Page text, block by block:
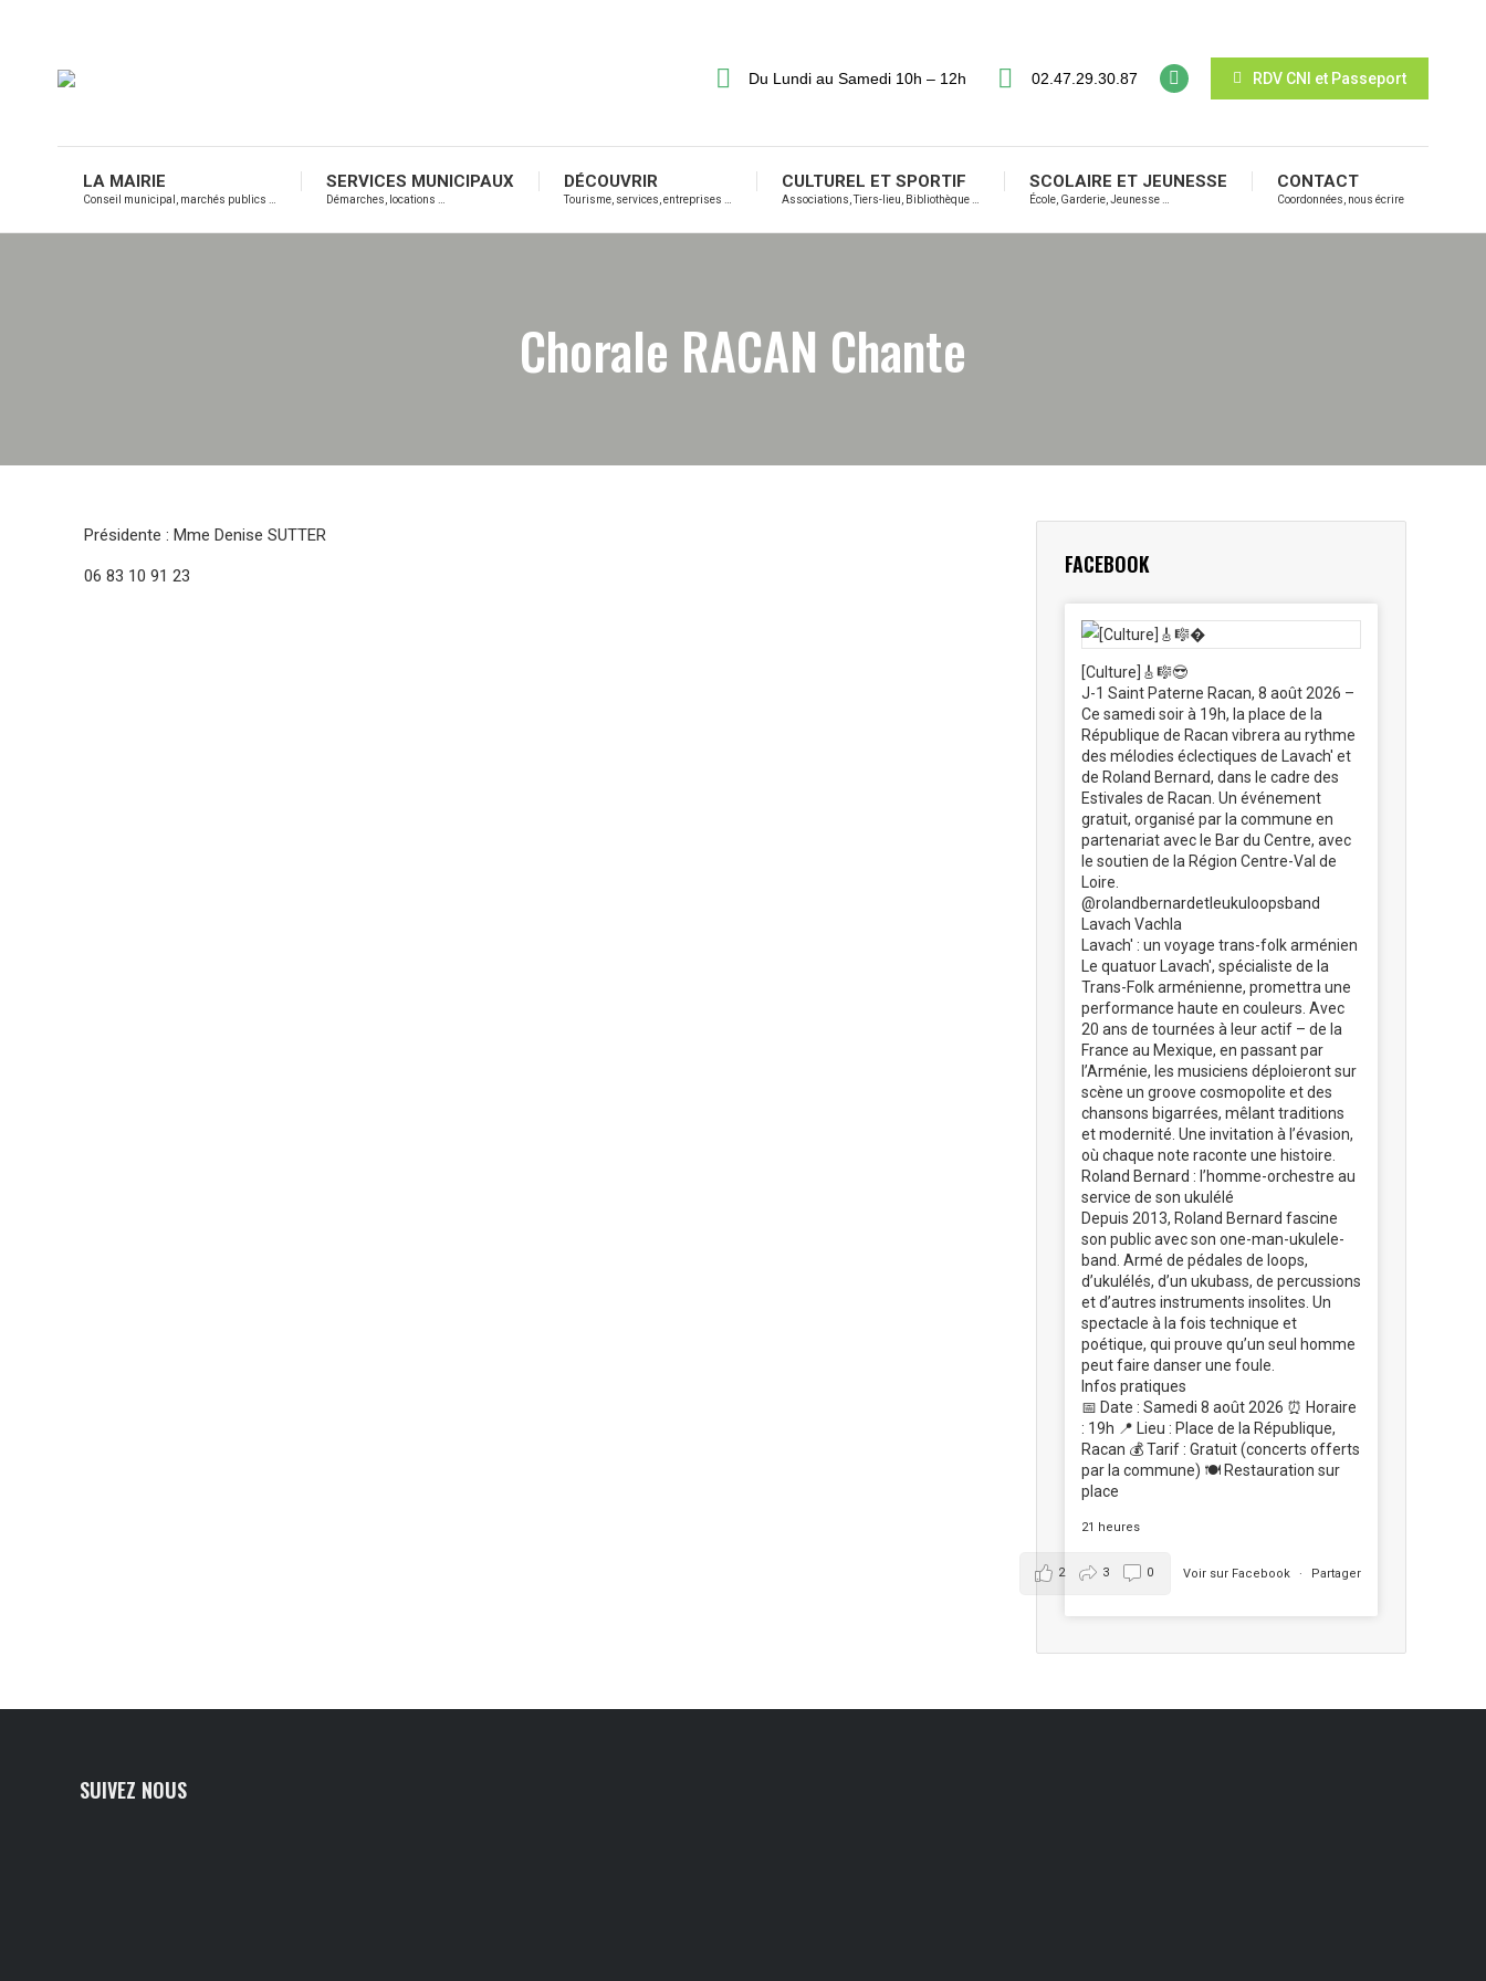
Du Lundi au Samedi 10h – 12h 02.47.29.30.87 RDV CNI et Passeport
LA MAIRIE
Conseil municipal, marchés publics …
SERVICES MUNICIPAUX
Démarches, locations …
DÉCOUVRIR
Tourisme, services, entreprises …
CULTUREL ET SPORTIF
Associations, Tiers-lieu, Bibliothèque …
SCOLAIRE ET JEUNESSE
École, Garderie, Jeunesse …
CONTACT
Coordonnées, nous écrire
Chorale RACAN Chante
Présidente : Mme Denise SUTTER
06 83 10 91 23 FACEBOOK
[Culture]🎸🎼😎
J-1 Saint Paterne Racan, 8 août 2026 –
Ce samedi soir à 19h, la place de la
République de Racan vibrera au rythme
des mélodies éclectiques de Lavach' et
de Roland Bernard, dans le cadre des
Estivales de Racan. Un événement
gratuit, organisé par la commune en
partenariat avec le Bar du Centre, avec
le soutien de la Région Centre-Val de
Loire.
@rolandbernardetleukuloopsband
Lavach Vachla
Lavach' : un voyage trans-folk arménien
Le quatuor Lavach', spécialiste de la
Trans-Folk arménienne, promettra une
performance haute en couleurs. Avec
20 ans de tournées à leur actif – de la
France au Mexique, en passant par
l’Arménie, les musiciens déploieront sur
scène un groove cosmopolite et des
chansons bigarrées, mêlant traditions
et modernité. Une invitation à l’évasion,
où chaque note raconte une histoire.
Roland Bernard : l’homme-orchestre au
service de son ukulélé
Depuis 2013, Roland Bernard fascine
son public avec son one-man-ukulele-
band. Armé de pédales de loops,
d’ukulélés, d’un ukubass, de percussions
et d’autres instruments insolites. Un
spectacle à la fois technique et
poétique, qui prouve qu’un seul homme
peut faire danser une foule.
Infos pratiques
📅 Date : Samedi 8 août 2026 ⏰ Horaire
: 19h 📍 Lieu : Place de la République,
Racan 💰 Tarif : Gratuit (concerts offerts
par la commune) 🍽️ Restauration sur
place
21 heures
Voir sur Facebook · Partager
2 3 0
SUIVEZ NOUS